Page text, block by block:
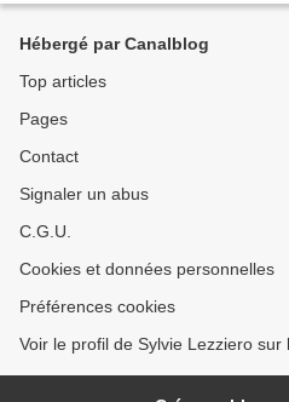
Hébergé par Canalblog
Top articles
Pages
Contact
Signaler un abus
C.G.U.
Cookies et données personnelles
Préférences cookies
Voir le profil de Sylvie Lezziero sur